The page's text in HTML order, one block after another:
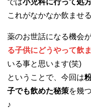
では小児科に行って処
これがなかなか飲ませ
薬のお世話になる機会
る子供にどうやって飲
いる事と思います(笑)
ということで、今回は
子でも飲めた秘策を幾
♪